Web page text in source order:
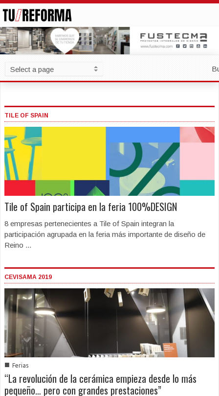
TILE OF SPAIN
Tile of Spain participa en la feria 100%DESIGN
8 empresas pertenecientes a Tile of Spain integran la
participación agrupada en la feria más importante de diseño de
Reino ...
CEVISAMA 2019
■ Ferias
“La revolución de la cerámica empieza desde lo más
pequeño… pero con grandes prestaciones”